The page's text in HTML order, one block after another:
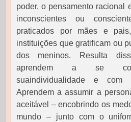
poder, o pensamento racional
inconscientes ou
praticados por mães e
instituições que gratificam ou
dos meninos. Resulta
aprendem a se
suaindividualidade e com
Aprendem a assumir a
aceitável – encobrindo os
mundo – junto com o